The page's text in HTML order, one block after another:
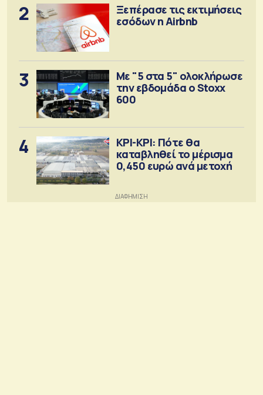
2
Ξεπέρασε τις εκτιμήσεις
εσόδων η Airbnb
3
Με "5 στα 5" ολοκλήρωσε
την εβδομάδα ο Stoxx
600
4
ΚΡΙ-ΚΡΙ: Πότε θα
καταβληθεί το μέρισμα
0,450 ευρώ ανά μετοχή